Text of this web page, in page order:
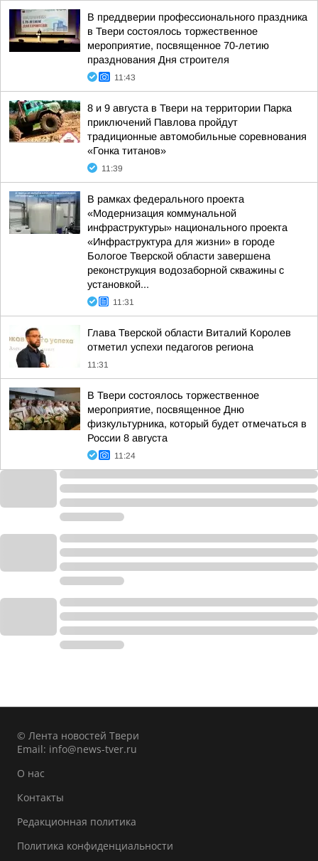
В преддверии профессионального праздника
в Твери состоялось торжественное
мероприятие, посвященное 70-летию
празднования Дня строителя
11:43
8 и 9 августа в Твери на территории Парка
приключений Павлова пройдут
традиционные автомобильные соревнования
«Гонка титанов»
11:39
В рамках федерального проекта
«Модернизация коммунальной
инфраструктуры» национального проекта
«Инфраструктура для жизни» в городе
Бологое Тверской области завершена
реконструкция водозаборной скважины с
установкой...
11:31
Глава Тверской области Виталий Королев
отметил успехи педагогов региона
11:31
В Твери состоялось торжественное
мероприятие, посвященное Дню
физкультурника, который будет отмечаться в
России 8 августа
11:24
© Лента новостей Твери
Email: info@news-tver.ru
О нас
Контакты
Редакционная политика
Политика конфиденциальности